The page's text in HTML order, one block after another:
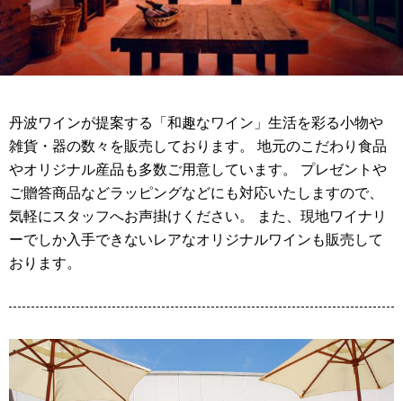
丹波ワインが提案する「和趣なワイン」生活を彩る小物や
雑貨・器の数々を販売しております。 地元のこだわり食品
やオリジナル産品も多数ご用意しています。 プレゼントや
ご贈答商品などラッピングなどにも対応いたしますので、
気軽にスタッフへお声掛けください。 また、現地ワイナリ
ーでしか入手できないレアなオリジナルワインも販売して
おります。